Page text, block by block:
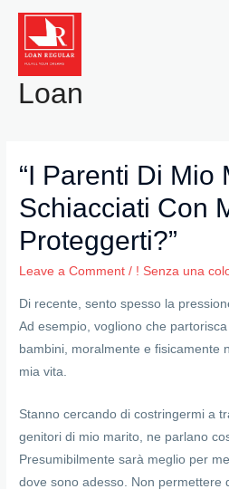
Skip
content
Loan
“I Parenti Di Mio
Schiacciati Con
Proteggerti?”
Leave a Comment / ! Senza una
Di recente, sento spesso la
Ad esempio, vogliono che
bambini, moralmente e fisicamente
mia vita.
Stanno cercando di costringermi a
genitori di mio marito, ne parlano
Presumibilmente sarà meglio per
dove sono adesso. Non permettere